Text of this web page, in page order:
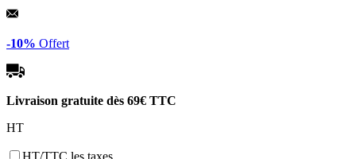
Panneau de gestion des cookies
-10% Offert
Livraison gratuite dès 69€ TTC
HT
HT/TTC les taxes